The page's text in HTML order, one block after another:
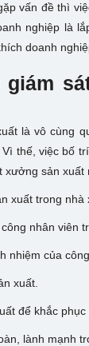
vấn đề thì
nghiệp là
doanh
giám
là vô cùng
thế, việc bố
sản
xuất trong nhà
nhân viên
nhiệm của
xuất.
để khắc
lành mạnh